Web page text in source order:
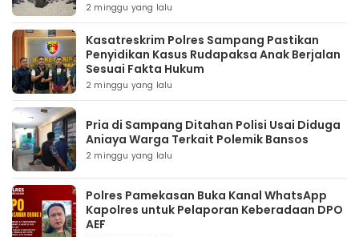
2 minggu yang lalu
Kasatreskrim Polres Sampang Pastikan
Penyidikan Kasus Rudapaksa Anak Berjalan
Sesuai Fakta Hukum
2 minggu yang lalu
Pria di Sampang Ditahan Polisi Usai Diduga
Aniaya Warga Terkait Polemik Bansos
2 minggu yang lalu
Polres Pamekasan Buka Kanal WhatsApp
Kapolres untuk Pelaporan Keberadaan DPO
AEF